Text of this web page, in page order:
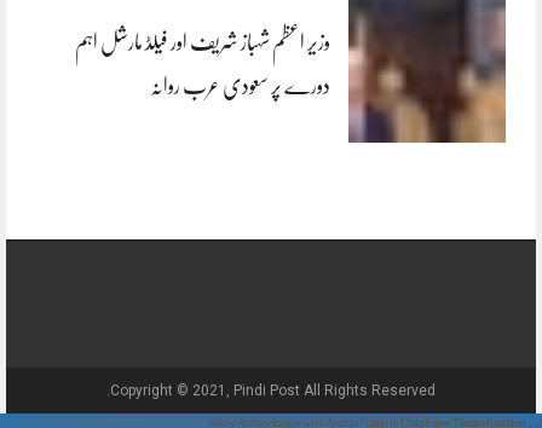
وزیر اعظم شہباز شریف اور فیلڈ مارشل اہم
دورے پر سعودی عرب روانہ
Copyright © 2021, Pindi Post All Rights Reserved.
// Show Author Image with Author Name in UrduPaper Theme function